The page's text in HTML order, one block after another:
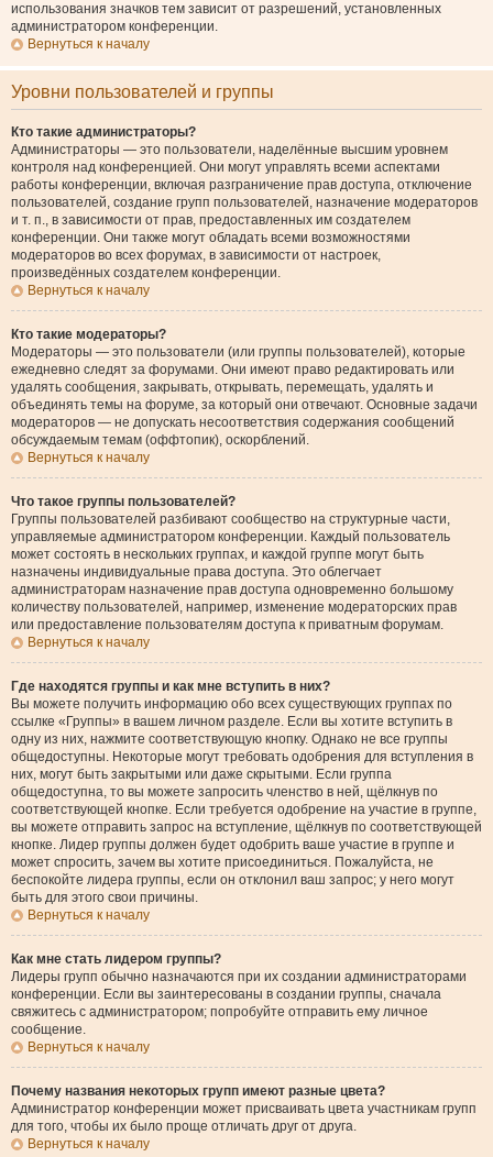
использования значков тем зависит от разрешений, установленных
администратором конференции.
Вернуться к началу
Уровни пользователей и группы
Кто такие администраторы?
Администраторы — это пользователи, наделённые высшим уровнем
контроля над конференцией. Они могут управлять всеми аспектами
работы конференции, включая разграничение прав доступа, отключение
пользователей, создание групп пользователей, назначение модераторов
и т. п., в зависимости от прав, предоставленных им создателем
конференции. Они также могут обладать всеми возможностями
модераторов во всех форумах, в зависимости от настроек,
произведённых создателем конференции.
Вернуться к началу
Кто такие модераторы?
Модераторы — это пользователи (или группы пользователей), которые
ежедневно следят за форумами. Они имеют право редактировать или
удалять сообщения, закрывать, открывать, перемещать, удалять и
объединять темы на форуме, за который они отвечают. Основные задачи
модераторов — не допускать несоответствия содержания сообщений
обсуждаемым темам (оффтопик), оскорблений.
Вернуться к началу
Что такое группы пользователей?
Группы пользователей разбивают сообщество на структурные части,
управляемые администратором конференции. Каждый пользователь
может состоять в нескольких группах, и каждой группе могут быть
назначены индивидуальные права доступа. Это облегчает
администраторам назначение прав доступа одновременно большому
количеству пользователей, например, изменение модераторских прав
или предоставление пользователям доступа к приватным форумам.
Вернуться к началу
Где находятся группы и как мне вступить в них?
Вы можете получить информацию обо всех существующих группах по
ссылке «Группы» в вашем личном разделе. Если вы хотите вступить в
одну из них, нажмите соответствующую кнопку. Однако не все группы
общедоступны. Некоторые могут требовать одобрения для вступления в
них, могут быть закрытыми или даже скрытыми. Если группа
общедоступна, то вы можете запросить членство в ней, щёлкнув по
соответствующей кнопке. Если требуется одобрение на участие в группе,
вы можете отправить запрос на вступление, щёлкнув по соответствующей
кнопке. Лидер группы должен будет одобрить ваше участие в группе и
может спросить, зачем вы хотите присоединиться. Пожалуйста, не
беспокойте лидера группы, если он отклонил ваш запрос; у него могут
быть для этого свои причины.
Вернуться к началу
Как мне стать лидером группы?
Лидеры групп обычно назначаются при их создании администраторами
конференции. Если вы заинтересованы в создании группы, сначала
свяжитесь с администратором; попробуйте отправить ему личное
сообщение.
Вернуться к началу
Почему названия некоторых групп имеют разные цвета?
Администратор конференции может присваивать цвета участникам групп
для того, чтобы их было проще отличать друг от друга.
Вернуться к началу